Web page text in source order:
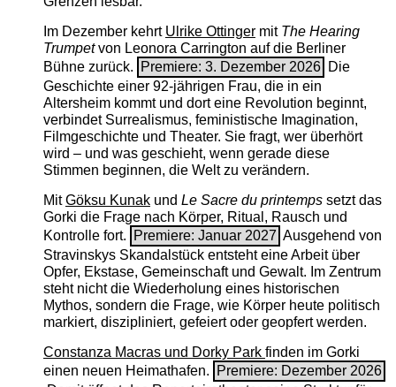
Im Dezember kehrt Ulrike Ottingermit The ­Hearing
Trumpetvon Leonora Carrington auf die Berliner
Bühne zurück.
Premiere: 3. Dezember 2026 Die
Geschichte einer 92-jährigen Frau, die in ein
Altersheim kommt und dort eine Revolution beginnt,
verbindet Surrealismus, feministische Imagination,
Filmgeschichte und Theater. Sie fragt, wer überhört
wird – und was geschieht, wenn gerade diese
Stimmen beginnen, die Welt zu verändern.
MitGöksu Kunakund Le Sacre du printempssetzt das
Gorki die Frage nach Körper, Ritual, Rausch und
Kontrolle fort.
Premiere: Januar 2027 Ausgehend von
Stravinskys Skandalstück entsteht eine Arbeit über
Opfer, Ekstase, Gemeinschaft und Gewalt. Im Zentrum
steht nicht die Wiederholung eines historischen
Mythos, sondern die Frage, wie Körper heute politisch
markiert, diszipliniert, gefeiert oder geopfert werden.
Constanza Macras und Dorky Park finden im Gorki
einen neuen Heimathafen.
Premiere: Dezember 2026